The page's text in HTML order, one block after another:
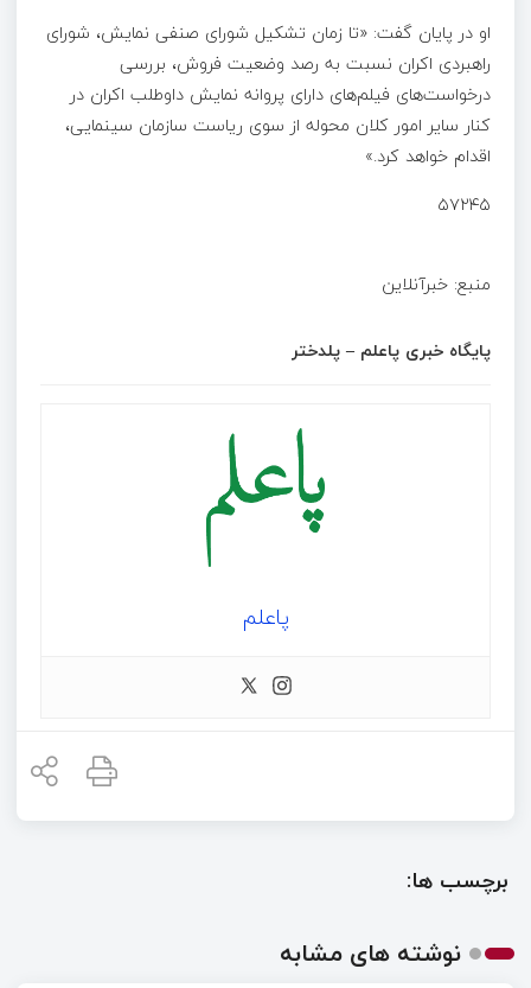
او در پایان گفت: «تا زمان تشکیل شورای صنفی نمایش، شورای
راهبردی اکران نسبت به رصد وضعیت فروش، بررسی
درخواست‌های فیلم‌های دارای پروانه نمایش داوطلب اکران در
کنار سایر امور کلان محوله از سوی ریاست سازمان سینمایی،
اقدام خواهد کرد.»
۵۷۲۴۵
منبع: خبرآنلاین
پایگاه خبری پاعلم – پلدختر
پاعلم
برچسب ها:
نوشته های مشابه